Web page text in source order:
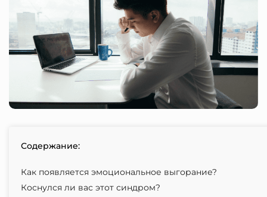
Содержание:
Как появляется эмоциональное выгорание?
Коснулся ли вас этот синдром?